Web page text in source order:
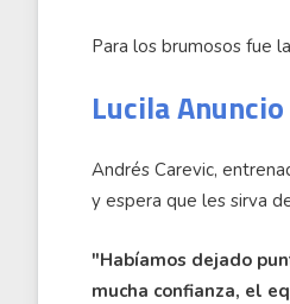
Para los brumosos fue
Lucila
Andrés Carevic,
y espera que les sirva
"Habíamos dejado
mucha confianza, el